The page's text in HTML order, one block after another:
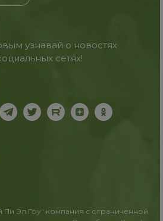
узнавай о новостях
сетях!
Пи Эл Гоу" компания с ограниченной